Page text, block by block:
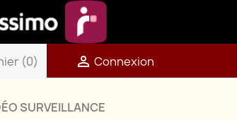
(0)  Connexion
SURVEILLANCE